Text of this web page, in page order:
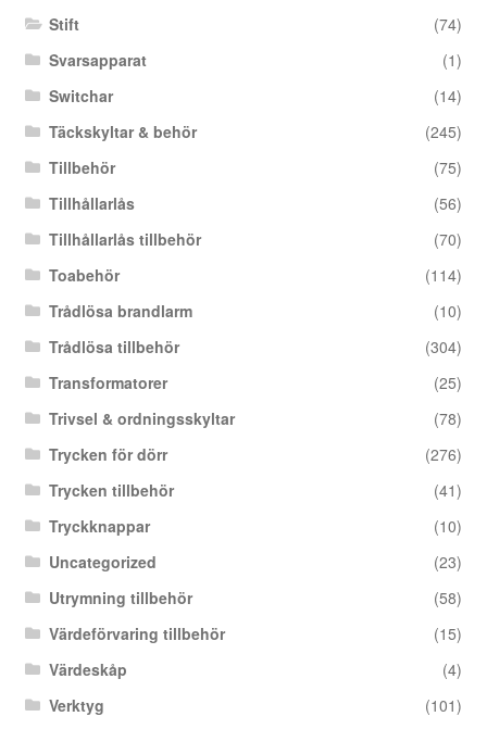
Stift
(74)
Svarsapparat
(1)
Switchar
(14)
Täckskyltar & behör
(245)
Tillbehör
(75)
Tillhållarlås
(56)
Tillhållarlås tillbehör
(70)
Toabehör
(114)
Trådlösa brandlarm
(10)
Trådlösa tillbehör
(304)
Transformatorer
(25)
Trivsel & ordningsskyltar
(78)
Trycken för dörr
(276)
Trycken tillbehör
(41)
Tryckknappar
(10)
Uncategorized
(23)
Utrymning tillbehör
(58)
Värdeförvaring tillbehör
(15)
Värdeskåp
(4)
Verktyg
(101)